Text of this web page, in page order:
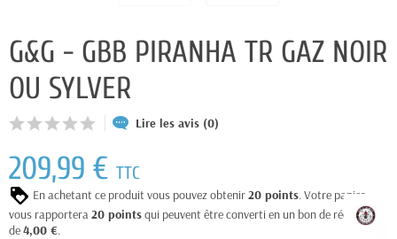
G&G - GBB PIRANHA TR GAZ NOIR
OU SYLVER
Lire les avis (0)
209,99 € TTC
En achetant ce produit vous pouvez obtenir20 points. Votre panier
vous rapportera20 pointsqui peuvent être converti en un bon de réduction
de4,00 €.